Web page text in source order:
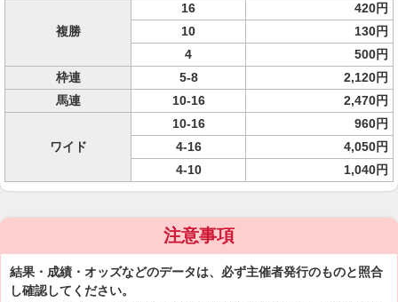
複勝
16
420円
10
130円
4
500円
枠連
5-8
2,120円
馬連
10-16 2,470円
ワイド
10-16
960円
4-16
4,050円
4-10
1,040円
注意事項
結果・成績・オッズなどのデータは、必ず主催者発行のものと照合
し確認してください。